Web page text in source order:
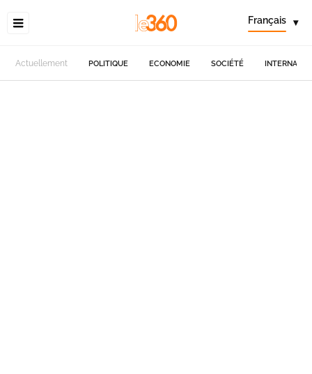
Français ▾
Actuellement POLITIQUE ECONOMIE SOCIÉTÉ